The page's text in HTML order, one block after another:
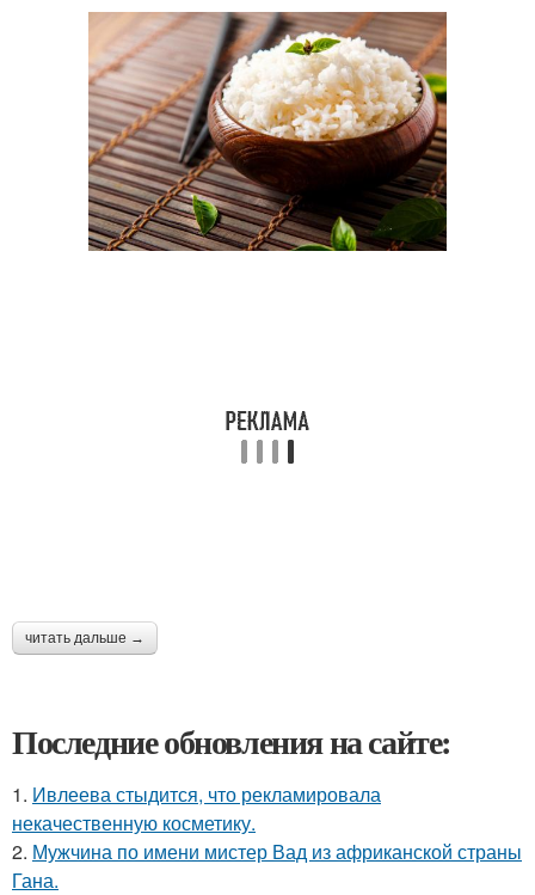
читать дальше →
Последние обновления на сайте:
1. Ивлеева стыдится, что рекламировала
некачественную косметику.
2. Мужчина по имени мистер Вад из африканской страны
Гана.